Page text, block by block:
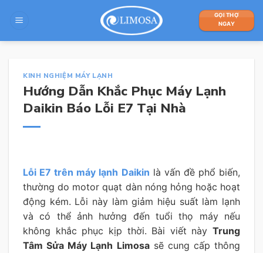
GỌI THỢ
NGAY
KINH NGHIỆM MÁY LẠNH
Hướng Dẫn Khắc Phục Máy Lạnh
Daikin Báo Lỗi E7 Tại Nhà
Lỗi E7 trên máy lạnh Daikin là vấn đề phổ biến,
thường do motor quạt dàn nóng hỏng hoặc hoạt
động kém. Lỗi này làm giảm hiệu suất làm lạnh
và có thể ảnh hưởng đến tuổi thọ máy nếu
không khắc phục kịp thời. Bài viết này Trung
Tâm Sửa Máy Lạnh Limosasẽ cung cấp thông